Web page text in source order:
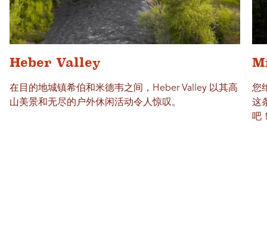
Heber Valley
在目的地城镇希伯和米德韦之间，Heber Valley 以其高
山美景和无尽的户外休闲活动令人惊叹。
您
这
吧